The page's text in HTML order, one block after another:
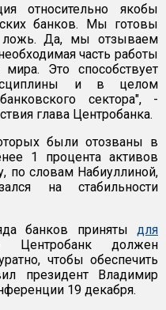
относительно якобы
банков. Мы готовы
ложь. Да, мы отзываем
часть работы
Это способствует
и в целом
сектора", -
глава Центробанка.
были отозваны в
1 процента активов
по словам Набиуллиной,
на стабильности
банков приняты для
должен
чтобы обеспечить
президент Владимир
19 декабря.